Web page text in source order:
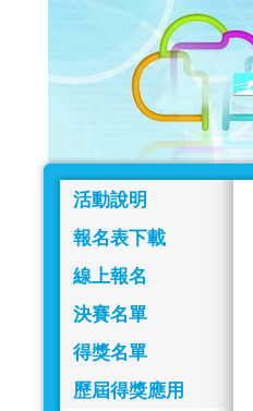
活動說明
報名表下載
線上報名
決賽名單
得獎名單
歷屆得獎應用